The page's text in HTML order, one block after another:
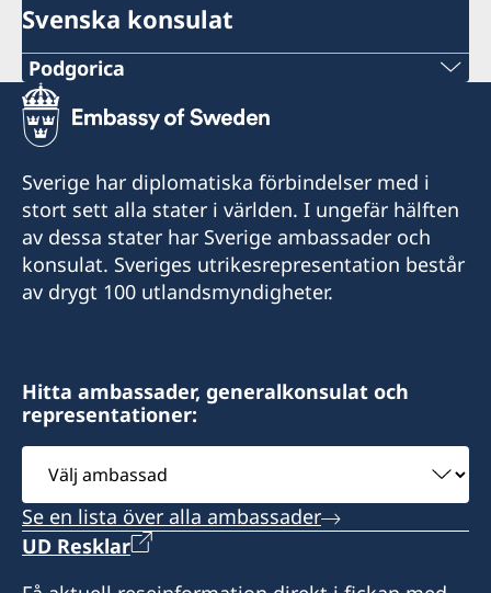
Svenska konsulat
Podgorica
Telefonnummer
+382 20 22 97 30
Epost adress
info@lawoffice-vujacic.com
Faxnummer
Law Office Vujačić
Bulevar Ivana Crnojevica 56/2
I-st floor Lamela A
81000 Podgorica
Montenegro
Sverige har diplomatiska förbindelser med i
stort sett alla stater i världen. I ungefär hälften
av dessa stater har Sverige ambassader och
konsulat. Sveriges utrikesrepresentation består
av drygt 100 utlandsmyndigheter.
Hitta ambassader, generalkonsulat och
representationer:
Välj
ambassad
Se en lista över alla ambassader
UD Resklar